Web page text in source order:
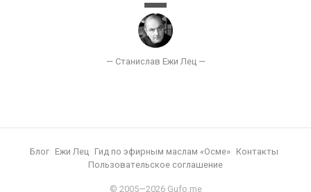
Блог Ежи Лец Гид по эфирным маслам «Осме»
Контакты
Пользовательское соглашение
© 2005—2026 Gufo.me